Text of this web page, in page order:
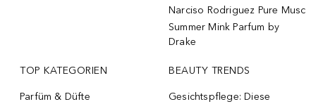
Narciso Rodriguez Pure Musc
Summer Mink Parfum by
Drake
TOP KATEGORIEN
Parfüm & Düfte
BEAUTY TRENDS
Gesichtspflege: Diese